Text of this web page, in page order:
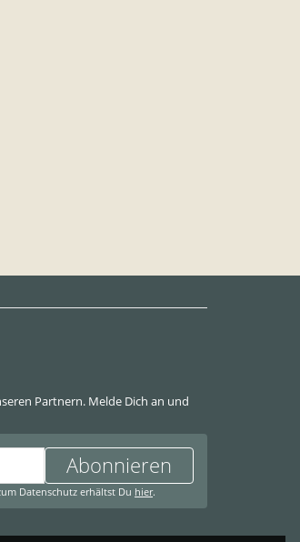
Partnern. Melde Dich an und
Abonnieren
Datenschutz erhältst Du hier.